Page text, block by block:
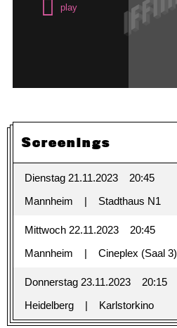
Screenings
Dienstag 21.11.2023
20:45
Mannheim
Stadthaus N1
Mittwoch 22.11.2023
20:45
Mannheim
Cineplex (Saal 3)
Donnerstag 23.11.2023
20:15
Heidelberg
Karlstorkino